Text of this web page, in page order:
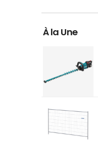
À la Une